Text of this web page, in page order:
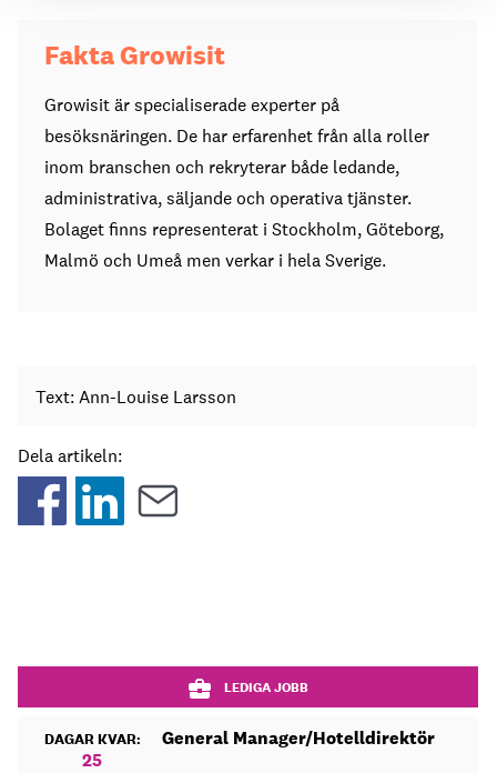
Fakta Growisit
Growisit är specialiserade experter på
besöksnäringen. De har erfarenhet från alla roller
inom branschen och rekryterar både ledande,
administrativa, säljande och operativa tjänster.
Bolaget finns representerat i Stockholm, Göteborg,
Malmö och Umeå men verkar i hela Sverige.
Text: Ann-Louise Larsson
Dela artikeln:
LEDIGA JOBB
DAGAR KVAR:
25
General Manager/Hotelldirektör